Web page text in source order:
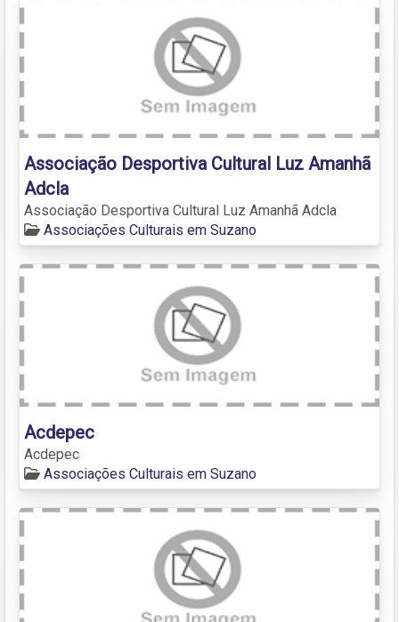
Associação Desportiva Cultural Luz Amanhã
Adcla
Associação Desportiva Cultural Luz Amanhã Adcla
Associações Culturais em Suzano
Acdepec
Acdepec
Associações Culturais em Suzano